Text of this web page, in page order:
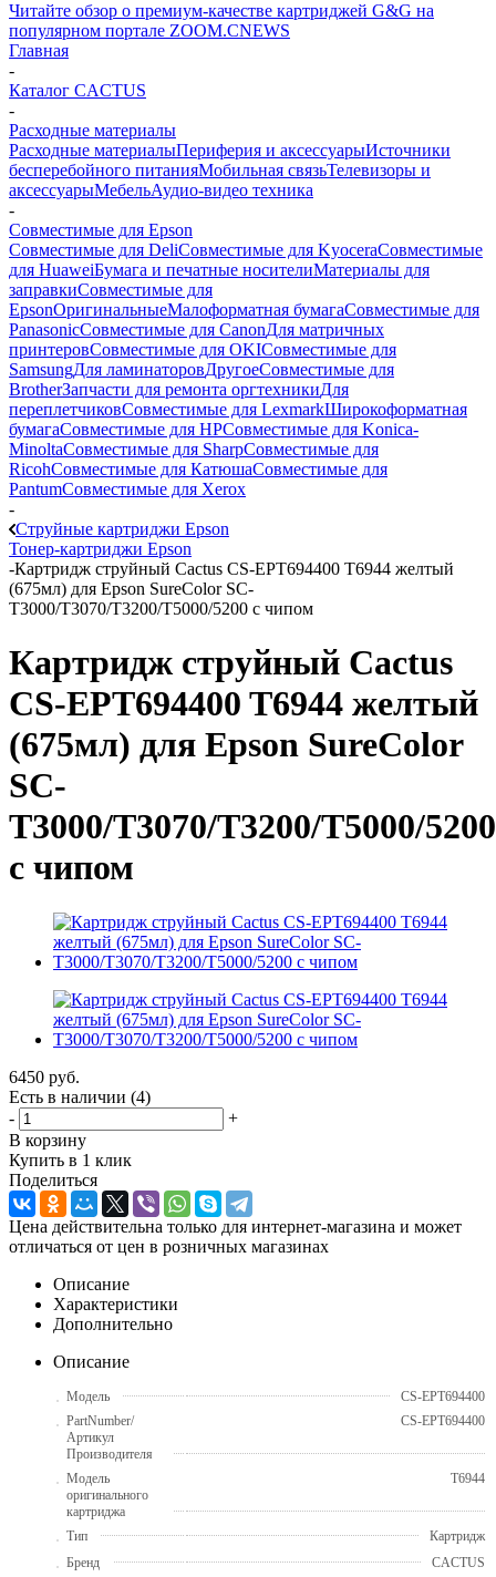
Читайте обзор о премиум-качестве картриджей G&G на
популярном портале ZOOM.CNEWS
Главная
-
Каталог CACTUS
-
Расходные материалы
Расходные материалыПериферия и аксессуарыИсточники
бесперебойного питанияМобильная связьТелевизоры и
аксессуарыМебельАудио-видео техника
-
Совместимые для Epson
Совместимые для DeliСовместимые для KyoceraСовместимые
для HuaweiБумага и печатные носителиМатериалы для
заправкиСовместимые для
EpsonОригинальныеМалоформатная бумагаСовместимые для
PanasonicСовместимые для CanonДля матричных
принтеровСовместимые для OKIСовместимые для
SamsungДля ламинаторовДругоеСовместимые для
BrotherЗапчасти для ремонта оргтехникиДля
переплетчиковСовместимые для LexmarkШирокоформатная
бумагаСовместимые для HPСовместимые для Konica-
MinoltaСовместимые для SharpСовместимые для
RicohСовместимые для КатюшаСовместимые для
PantumСовместимые для Xerox
-
Струйные картриджи Epson
Тонер-картриджи Epson
-Картридж струйный Cactus CS-EPT694400 T6944 желтый
(675мл) для Epson SureColor SC-
T3000/T3070/T3200/T5000/5200 с чипом
Картридж струйный Cactus
CS-EPT694400 T6944 желтый
(675мл) для Epson SureColor
SC-
T3000/T3070/T3200/T5000/5200
с чипом
6450 руб.
Есть в наличии (4)
-
+
В корзину
Купить в 1 клик
Поделиться
Цена действительна только для интернет-магазина и может
отличаться от цен в розничных магазинах
Описание
Характеристики
Дополнительно
Описание
Модель
CS-EPT694400
PartNumber/
Артикул
Производителя
CS-EPT694400
Модель
оригинального
картриджа
T6944
Тип
Картридж
Бренд
CACTUS